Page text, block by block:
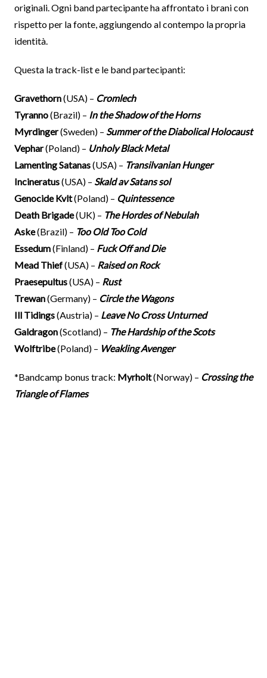
originali. Ogni band partecipante ha affrontato i brani con
rispetto per la fonte, aggiungendo al contempo la propria
identità.
Questa la track-list e le band partecipanti:
Gravethorn(USA) – Cromlech
Tyranno(Brazil) – In the Shadow of the Horns
Myrdinger(Sweden) – Summer of the Diabolical Holocaust
Vephar(Poland) – Unholy Black Metal
Lamenting Satanas(USA) – Transilvanian Hunger
Incineratus(USA) – Skald av Satans sol
Genocide Kvlt(Poland) – Quintessence
Death Brigade(UK) – The Hordes of Nebulah
Aske(Brazil) – Too Old Too Cold
Essedum(Finland) – Fuck Off and Die
Mead Thief(USA) – Raised on Rock
Praesepultus(USA) – Rust
Trewan(Germany) – Circle the Wagons
Ill Tidings(Austria) – Leave No Cross Unturned
Galdragon(Scotland) – The Hardship of the Scots
Wolftribe(Poland) – Weakling Avenger
*Bandcamp bonus track: Myrholt(Norway) – Crossing the
Triangle of Flames